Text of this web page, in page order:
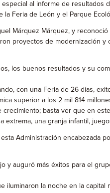
al informe de resultados
Feria de León y el Parque
Márquez Márquez, y
proyectos de
los buenos resultados y su
con una Feria de 26 días,
superior a los 2 mil 814
basta ver que en
una granja infantil,
Administración
auguró más éxitos para el
iluminaron la noche en la capital